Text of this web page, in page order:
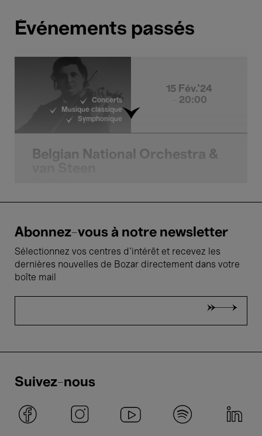
Événements passés
Concerts
Musique classique
Symphonique
15 Fév.'24
- 20:00
Belgian National Orchestra &
15 Fév.'24
- 18:30
Concerts
Musique électronique
Abonnez-vous à notre newsletter
Sélectionnez vos centres d'intérêt et recevez les
dernières nouvelles de Bozar directement dans votre
boîte mail
Suivez-nous